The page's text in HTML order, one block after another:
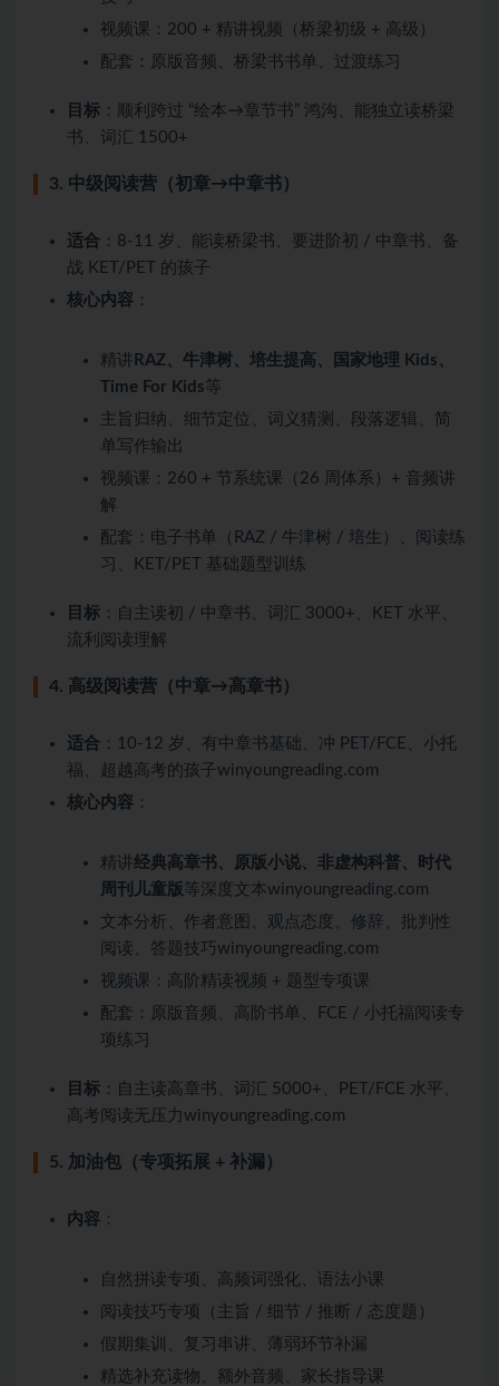
视频课：200 + 精讲视频（桥梁初级 + 高级）
配套：原版音频、桥梁书书单、过渡练习
目标 ：顺利跨过 “绘本→章节书” 鸿沟、能独立读桥梁
书、词汇 1500+
3. 中级阅读营（初章→中章书）
适合 ：8-11 岁、能读桥梁书、要进阶初 / 中章书、备
战 KET/PET 的孩子
核心内容 ：
精讲 RAZ、牛津树、培生提高、国家地理 Kids、
Time For Kids等
主旨归纳、细节定位、词义猜测、段落逻辑、简
单写作输出
视频课：260 + 节系统课（26 周体系）+ 音频讲
解
配套：电子书单（RAZ / 牛津树 / 培生）、阅读练
习、KET/PET 基础题型训练
目标 ：自主读初 / 中章书、词汇 3000+、KET 水平、
流利阅读理解
4. 高级阅读营（中章→高章书）
适合 ：10-12 岁、有中章书基础、冲 PET/FCE、小托
福、超越高考的孩子winyoungreading.com
核心内容 ：
精讲经典高章书、原版小说、非虚构科普、时代
周刊儿童版 等深度文本winyoungreading.com
文本分析、作者意图、观点态度、修辞、批判性
阅读、答题技巧winyoungreading.com
视频课：高阶精读视频 + 题型专项课
配套：原版音频、高阶书单、FCE / 小托福阅读专
项练习
目标 ：自主读高章书、词汇 5000+、PET/FCE 水平、
高考阅读无压力winyoungreading.com
5. 加油包（专项拓展 + 补漏）
内容 ：
自然拼读专项、高频词强化、语法小课
阅读技巧专项（主旨 / 细节 / 推断 / 态度题）
假期集训、复习串讲、薄弱环节补漏
精选补充读物、额外音频、家长指导课